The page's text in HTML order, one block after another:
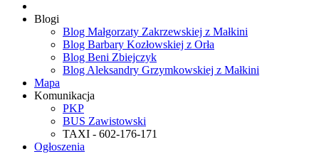
Blogi
Blog Małgorzaty Zakrzewskiej z Małkini
Blog Barbary Kozłowskiej z Orła
Blog Beni Zbiejczyk
Blog Aleksandry Grzymkowskiej z Małkini
Mapa
Komunikacja
PKP
BUS Zawistowski
TAXI - 602-176-171
Ogłoszenia